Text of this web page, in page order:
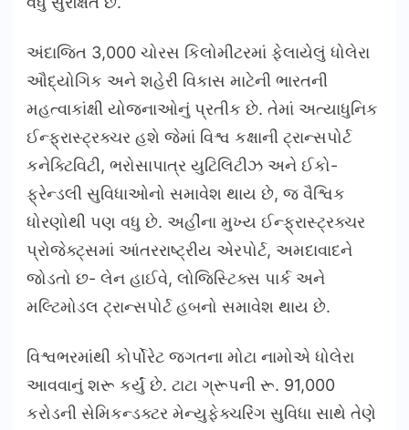
અંદાજિત 3,000 ચોરસ કિલોમીટરમાં ફેલાયેલું ધોલેરા
ઔદ્યોગિક અને શહેરી વિકાસ માટેની ભારતની
મહત્વાકાંક્ષી યોજનાઓનું પ્રતીક છે. તેમાં અત્યાધુનિક
ઈન્ફ્રાસ્ટ્રક્ચર હશે જેમાં વિશ્વ કક્ષાની ટ્રાન્સપોર્ટ
કનેક્ટિવિટી, ભરોસાપાત્ર યુટિલિટીઝ અને ઈકો-
ફ્રેન્ડલી સુવિધાઓનો સમાવેશ થાય છે, જ વૈશ્વિક
ધોરણોથી પણ વધુ છે. અહીંના મુખ્ય ઈન્ફ્રાસ્ટ્રક્ચર
પ્રોજેક્ટ્સમાં આંતરરાષ્ટ્રીય એરપોર્ટ, અમદાવાદને
જોડતો છ- લેન હાઈવે, લોજિસ્ટિક્સ પાર્ક અને
મલ્ટિમોડલ ટ્રાન્સપોર્ટ હબનો સમાવેશ થાય છે.
વિશ્વભરમાંથી કોર્પોરેટ જગતના મોટા નામોએ ધોલેરા
આવવાનું શરૂ કર્યું છે. ટાટા ગ્રૂપની રૂ. 91,000
કરોડની સેમિકન્ડક્ટર મેન્યુફેક્ચરિંગ સુવિધા સાથે તેણે